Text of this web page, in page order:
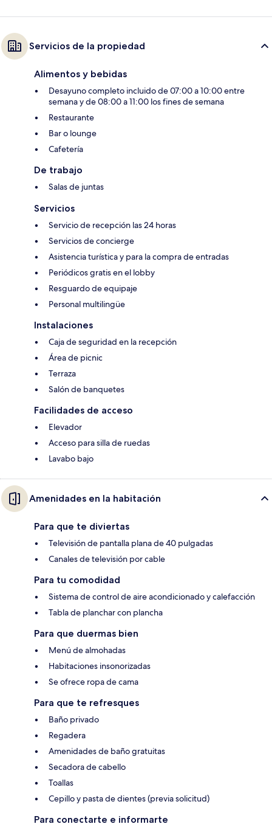
Servicios de la propiedad
Alimentos y bebidas
Desayuno completo incluido de 07:00 a 10:00 entre
semana y de 08:00 a 11:00 los fines de semana
Restaurante
Bar o lounge
Cafetería
De trabajo
Salas de juntas
Servicios
Servicio de recepción las 24 horas
Servicios de concierge
Asistencia turística y para la compra de entradas
Periódicos gratis en el lobby
Resguardo de equipaje
Personal multilingüe
Instalaciones
Caja de seguridad en la recepción
Área de picnic
Terraza
Salón de banquetes
Facilidades de acceso
Elevador
Acceso para silla de ruedas
Lavabo bajo
Amenidades en la habitación
Para que te diviertas
Televisión de pantalla plana de 40 pulgadas
Canales de televisión por cable
Para tu comodidad
Sistema de control de aire acondicionado y calefacción
Tabla de planchar con plancha
Para que duermas bien
Menú de almohadas
Habitaciones insonorizadas
Se ofrece ropa de cama
Para que te refresques
Baño privado
Regadera
Amenidades de baño gratuitas
Secadora de cabello
Toallas
Cepillo y pasta de dientes (previa solicitud)
Para conectarte e informarte